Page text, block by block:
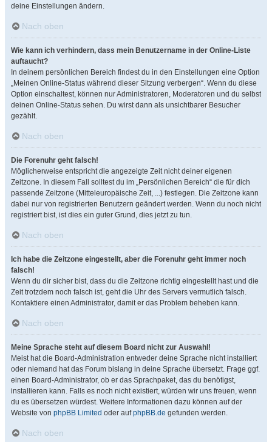
deine Einstellungen ändern.
Nach oben
Wie kann ich verhindern, dass mein Benutzername in der Online-Liste
auftaucht?
In deinem persönlichen Bereich findest du in den Einstellungen eine Option
„Meinen Online-Status während dieser Sitzung verbergen“. Wenn du diese
Option einschaltest, können nur Administratoren, Moderatoren und du selbst
deinen Online-Status sehen. Du wirst dann als unsichtbarer Besucher
gezählt.
Nach oben
Die Forenuhr geht falsch!
Möglicherweise entspricht die angezeigte Zeit nicht deiner eigenen
Zeitzone. In diesem Fall solltest du im „Persönlichen Bereich“ die für dich
passende Zeitzone (Mitteleuropäische Zeit, ...) festlegen. Die Zeitzone kann
dabei nur von registrierten Benutzern geändert werden. Wenn du noch nicht
registriert bist, ist dies ein guter Grund, dies jetzt zu tun.
Nach oben
Ich habe die Zeitzone eingestellt, aber die Forenuhr geht immer noch
falsch!
Wenn du dir sicher bist, dass du die Zeitzone richtig eingestellt hast und die
Zeit trotzdem noch falsch ist, geht die Uhr des Servers vermutlich falsch.
Kontaktiere einen Administrator, damit er das Problem beheben kann.
Nach oben
Meine Sprache steht auf diesem Board nicht zur Auswahl!
Meist hat die Board-Administration entweder deine Sprache nicht installiert
oder niemand hat das Forum bislang in deine Sprache übersetzt. Frage ggf.
einen Board-Administrator, ob er das Sprachpaket, das du benötigst,
installieren kann. Falls es noch nicht existiert, würden wir uns freuen, wenn
du es übersetzen würdest. Weitere Informationen dazu können auf der
Website von phpBB Limited oder aufphpBB.de gefunden werden.
Nach oben